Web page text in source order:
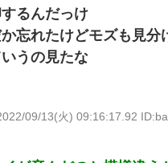
るんだっけ
忘れたけどモズも見分
うの見たな
09/13(火) 09:16:17.92